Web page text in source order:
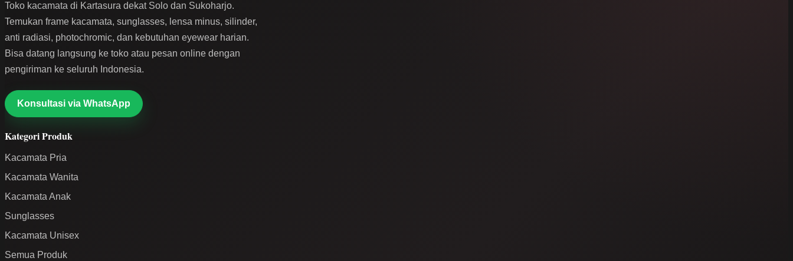
Toko kacamata di Kartasura dekat Solo dan Sukoharjo.
Temukan frame kacamata, sunglasses, lensa minus, silinder,
anti radiasi, photochromic, dan kebutuhan eyewear harian.
Bisa datang langsung ke toko atau pesan online dengan
pengiriman ke seluruh Indonesia.
Konsultasi via WhatsApp
Kategori Produk
Kacamata Pria
Kacamata Wanita
Kacamata Anak
Sunglasses
Kacamata Unisex
Semua Produk